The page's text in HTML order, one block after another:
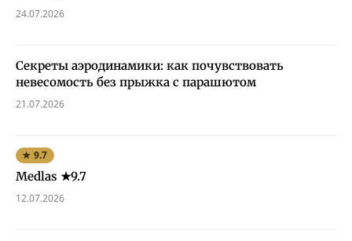
24.07.2026
Секреты аэродинамики: как почувствовать
невесомость без прыжка с парашютом
21.07.2026
★ 9.7
Medlas ★9.7
12.07.2026